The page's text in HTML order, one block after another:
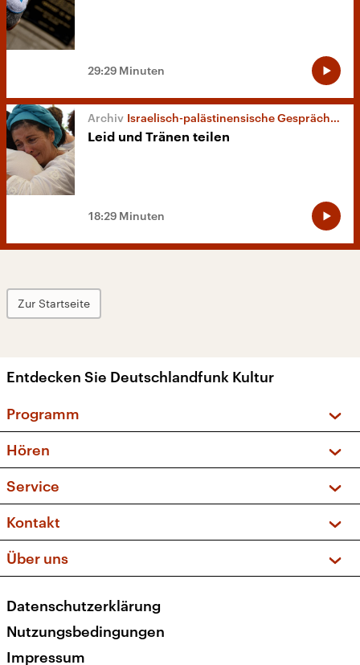
29:29 Minuten
Israelisch-palästinensische Gesprächsgruppen
Leid und Tränen teilen
18:29 Minuten
Zur Startseite
Entdecken Sie Deutschlandfunk Kultur
Programm
Sendungen und Podcasts
Musikliste
Kakadu – Das Kinderprogramm
Hören
Frequenzen (UKW + DAB+)
Service
FAQ
Apps
Newsletter
Veranstaltungen
Kontakt
Social Media
Über uns
Presse
Karriere
Datenschutzerklärung
Nutzungsbedingungen
Impressum